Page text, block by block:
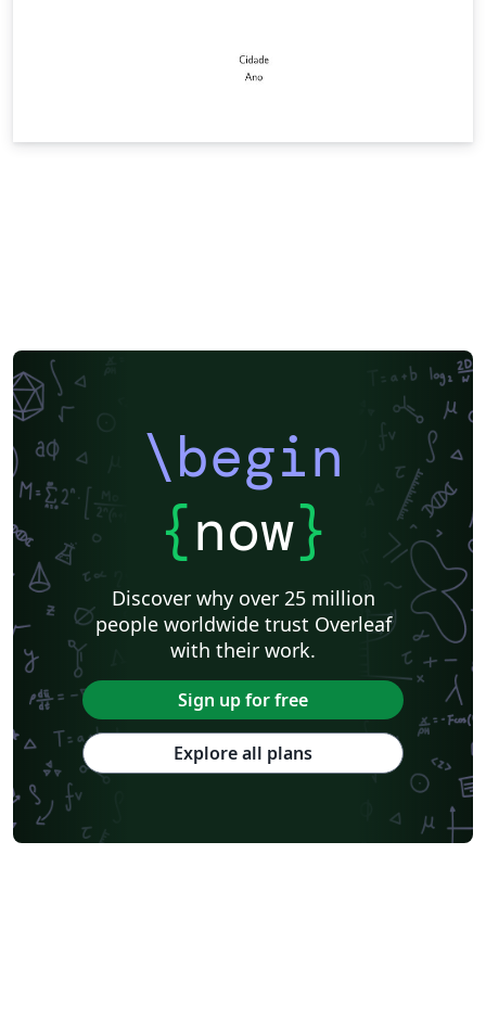
\begin
{now}
Discover why over 25 million
people worldwide trust Overleaf
with their work.
Sign up for free
Explore all plans